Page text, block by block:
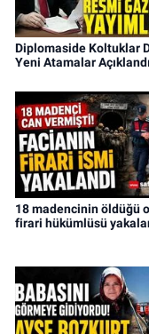
Diplomaside Koltuklar
Yeni Atamalar Açıklandı
18 madencinin öldüğü
firari hükümlüsü